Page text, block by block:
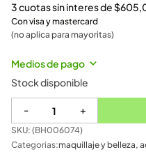
3 cuotas sin interes de$
Con visa y mastercard
(no aplica para mayoritas)
Medios de pago
Stock disponible
- +
SKU: (BH006074)
Categorias:maquillaje y belleza,